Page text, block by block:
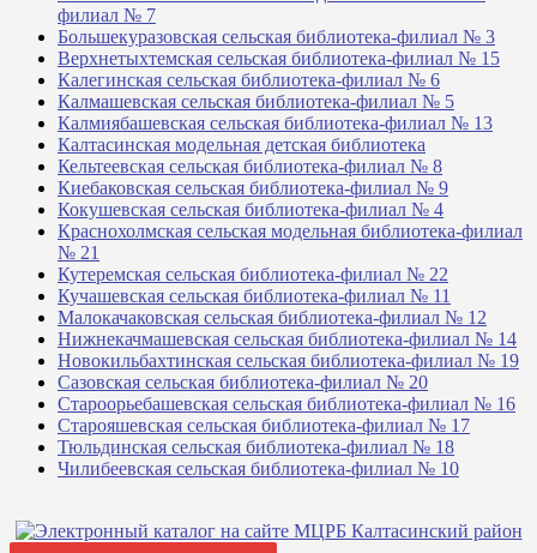
филиал № 7
Большекуразовская сельская библиотека-филиал № 3
Верхнетыхтемская сельская библиотека-филиал № 15
Калегинская сельская библиотека-филиал № 6
Калмашевская сельская библиотека-филиал № 5
Калмиябашевская сельская библиотека-филиал № 13
Калтасинская модельная детская библиотека
Кельтеевская сельская библиотека-филиал № 8
Киебаковская сельская библиотека-филиал № 9
Кокушевская сельская библиотека-филиал № 4
Краснохолмская сельская модельная библиотека-филиал
№ 21
Кутеремская сельская библиотека-филиал № 22
Кучашевская сельская библиотека-филиал № 11
Малокачаковская сельская библиотека-филиал № 12
Нижнекачмашевская сельская библиотека-филиал № 14
Новокильбахтинская сельская библиотека-филиал № 19
Сазовская сельская библиотека-филиал № 20
Староорьебашевская сельская библиотека-филиал № 16
Старояшевская сельская библиотека-филиал № 17
Тюльдинская сельская библиотека-филиал № 18
Чилибеевская сельская библиотека-филиал № 10